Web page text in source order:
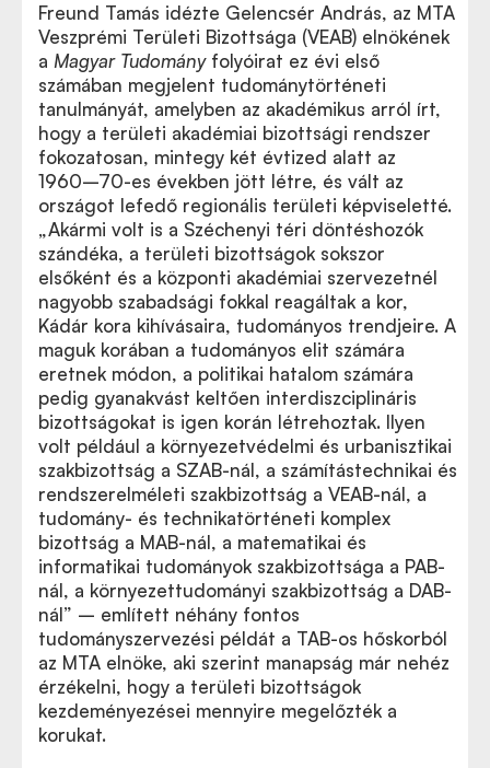
Freund Tamás idézte Gelencsér András, az MTA
Veszprémi Területi Bizottsága (VEAB) elnökének
a Magyar Tudományfolyóirat ez évi első
számában megjelent tudománytörténeti
tanulmányát, amelyben az akadémikus arról írt,
hogy a területi akadémiai bizottsági rendszer
fokozatosan, mintegy két évtized alatt az
1960–70-es években jött létre, és vált az
országot lefedő regionális területi képviseletté.
„Akármi volt is a Széchenyi téri döntéshozók
szándéka, a területi bizottságok sokszor
elsőként és a központi akadémiai szervezetnél
nagyobb szabadsági fokkal reagáltak a kor,
Kádár kora kihívásaira, tudományos trendjeire. A
maguk korában a tudományos elit számára
eretnek módon, a politikai hatalom számára
pedig gyanakvást keltően interdiszciplináris
bizottságokat is igen korán létrehoztak. Ilyen
volt például a környezetvédelmi és urbanisztikai
szakbizottság a SZAB-nál, a számítástechnikai és
rendszerelméleti szakbizottság a VEAB-nál, a
tudomány- és technikatörténeti komplex
bizottság a MAB-nál, a matematikai és
informatikai tudományok szakbizottsága a PAB-
nál, a környezettudományi szakbizottság a DAB-
nál” – említett néhány fontos
tudományszervezési példát a TAB-os hőskorból
az MTA elnöke, aki szerint manapság már nehéz
érzékelni, hogy a területi bizottságok
kezdeményezései mennyire megelőzték a
korukat.